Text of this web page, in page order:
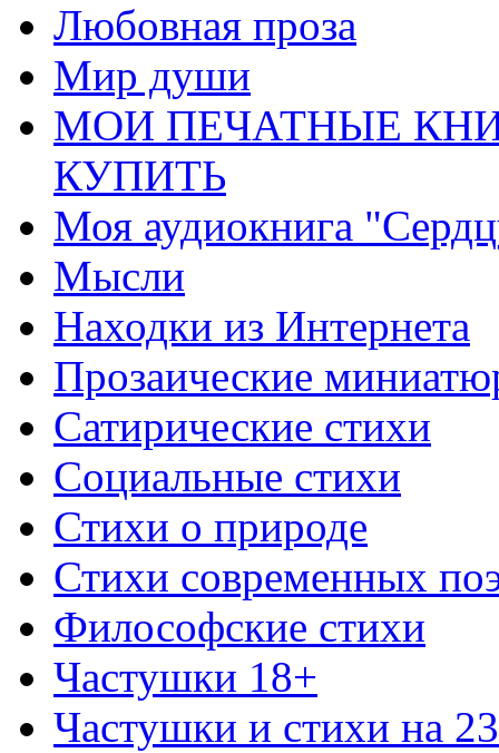
Любовная проза
Мир души
МОИ ПЕЧАТНЫЕ
КУПИТЬ
Моя аудиокнига
Мысли
Находки из Интернета
Прозаические
Сатирические стихи
Социальные стихи
Стихи о природе
Стихи современных
Философские стихи
Частушки 18+
Частушки и стихи на